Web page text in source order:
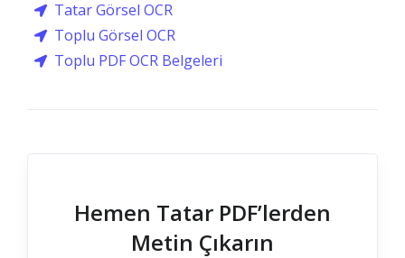
Tatar Görsel OCR
Toplu Görsel OCR
Toplu PDF OCR Belgeleri
Hemen Tatar PDF’lerden
Metin Çıkarın